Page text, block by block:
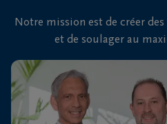
Notre mission est de créer
et de soulager au